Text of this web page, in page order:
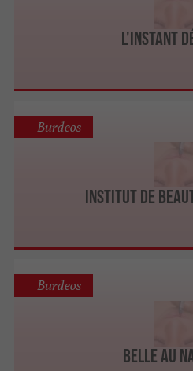
L'Instant
Institut De
Burdeos
Belle au
Burdeos